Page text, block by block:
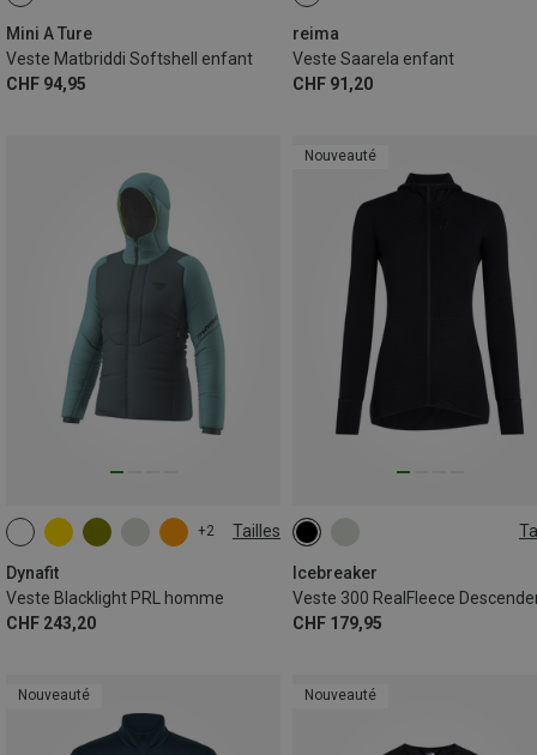
Mini A Ture
Veste Matbriddi Softshell enfant
CHF 94,95
128
reima
Veste Saarela enfant
CHF 91,20
+2 Tailles
Dynafit
Veste Blacklight PRL homme
CHF 243,20
S M L XL XXL
Nouveauté
Icebreaker
CHF 179,95
XS
Nouveauté Nouveauté